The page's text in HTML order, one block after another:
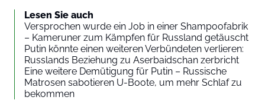
Lesen Sie auch
Versprochen wurde ein Job in einer Shampoofabrik
– Kameruner zum Kämpfen für Russland getäuscht
Putin könnte einen weiteren Verbündeten verlieren:
Russlands Beziehung zu Aserbaidschan zerbricht
Eine weitere Demütigung für Putin – Russische
Matrosen sabotieren U-Boote, um mehr Schlaf zu
bekommen